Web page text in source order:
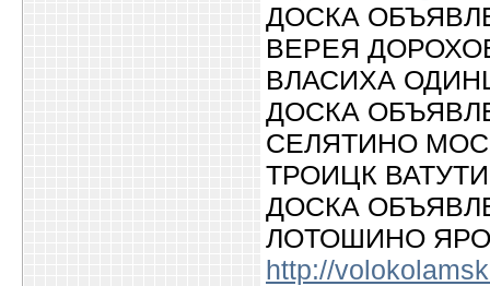
ДОСКА
ВЕРЕЯ
ВЛАСИХА
ДОСКА
СЕЛЯТИНО
ТРОИЦК
ДОСКА
ЛОТОШИНО
http://